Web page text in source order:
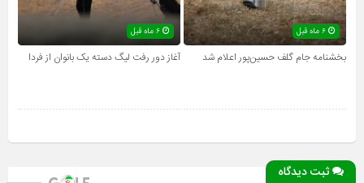
۶ ماه قبل
بخشنامه جام گلف حسین‌پور اعلام شد آغاز دور رفت لیگ دسته یک بانوان از فردا
ثبت دیدگاه